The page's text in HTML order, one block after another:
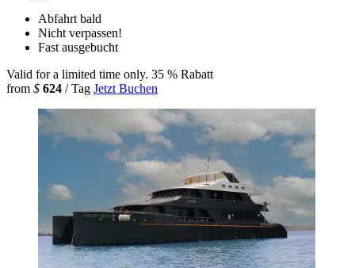
Abfahrt bald
Nicht verpassen!
Fast ausgebucht
Valid for a limited time only. 35 % Rabatt
from $ 624 / Tag Jetzt Buchen